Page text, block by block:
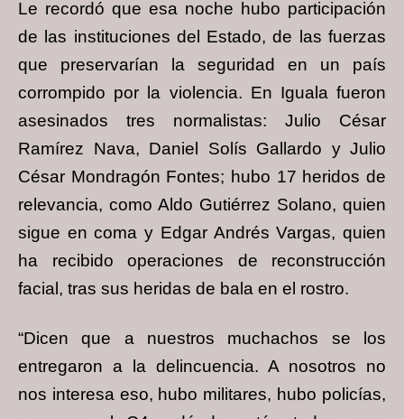
Le recordó que esa noche hubo participación
de las instituciones del Estado, de las fuerzas
que preservarían la seguridad en un país
corrompido por la violencia. En Iguala fueron
asesinados tres normalistas: Julio César
Ramírez Nava, Daniel Solís Gallardo y Julio
César Mondragón Fontes; hubo 17 heridos de
relevancia, como Aldo Gutiérrez Solano, quien
sigue en coma y Edgar Andrés Vargas, quien
ha recibido operaciones de reconstrucción
facial, tras sus heridas de bala en el rostro.
“Dicen que a nuestros muchachos se los
entregaron a la delincuencia. A nosotros no
nos interesa eso, hubo militares, hubo policías,